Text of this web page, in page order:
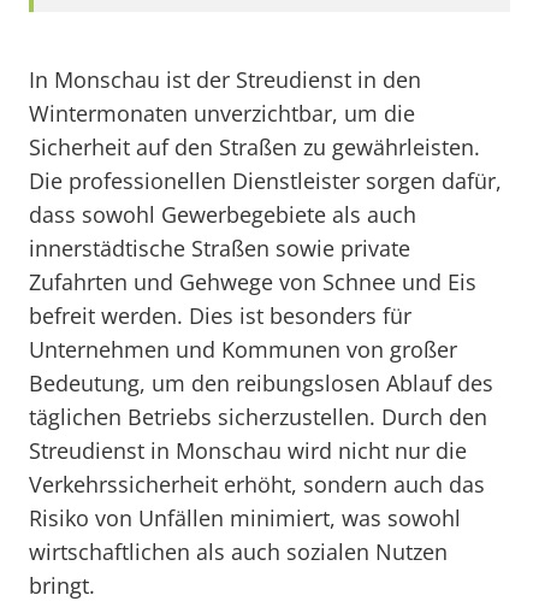
In Monschau ist der Streudienst in den
Wintermonaten unverzichtbar, um die
Sicherheit auf den Straßen zu gewährleisten.
Die professionellen Dienstleister sorgen dafür,
dass sowohl Gewerbegebiete als auch
innerstädtische Straßen sowie private
Zufahrten und Gehwege von Schnee und Eis
befreit werden. Dies ist besonders für
Unternehmen und Kommunen von großer
Bedeutung, um den reibungslosen Ablauf des
täglichen Betriebs sicherzustellen. Durch den
Streudienst in Monschau wird nicht nur die
Verkehrssicherheit erhöht, sondern auch das
Risiko von Unfällen minimiert, was sowohl
wirtschaftlichen als auch sozialen Nutzen
bringt.